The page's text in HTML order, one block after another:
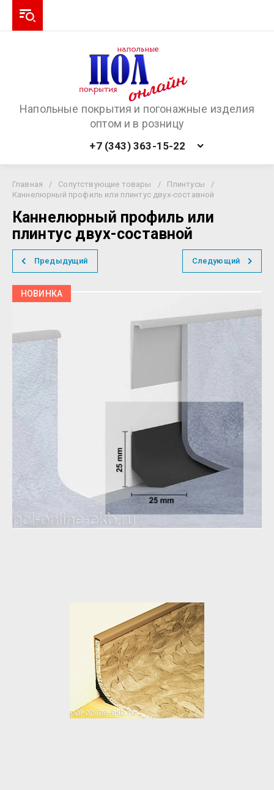
Напольные покрытия и погонажные изделия
оптом и в розницу
+7 (343) 363-15-22
Главная / Сопутствующие товары / Плинтусы
/
Каннелюрный профиль или плинтус двух-составной
Каннелюрный профиль или
плинтус двух-составной
Предыдущий Следующий
НОВИНКА